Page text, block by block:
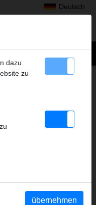
Deutsch
REMS Schneidbacken
dazu
zu
übernehmen